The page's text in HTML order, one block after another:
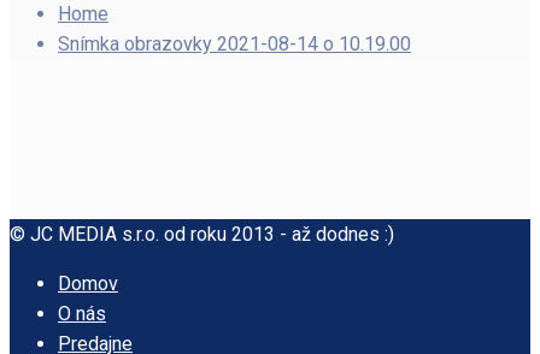
Home
Snímka obrazovky 2021-08-14 o 10.19.00
© JC MEDIA s.r.o. od roku 2013 - až dodnes :)
Domov
O nás
Predajne